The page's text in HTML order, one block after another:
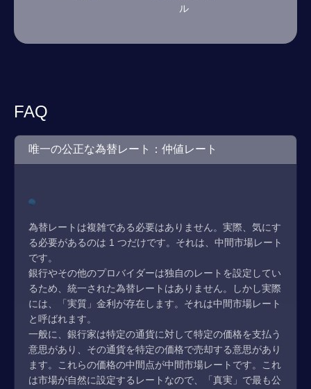
ル
FAQ
唯一の公正な為替レート：仲値レート
為替レートは複雑である必要はありません。実際、気にす
る必要があるのは 1 つだけです。それは、中間市場レート
です。
銀行やその他のプロバイダーは独自のレートを設定してい
るため、統一された為替レートはありません。しかし実際
には、「実質」金利が存在します。それは中間市場レート
と呼ばれます。
一般に、銀行家は特定の通貨に対して特定の価格を支払う
意思があり、その通貨を特定の価格で売却する意思があり
ます。これらの価格の中間点が中間市場レートです。これ
は市場が自然に設定するレートなので、「真実」で最も公